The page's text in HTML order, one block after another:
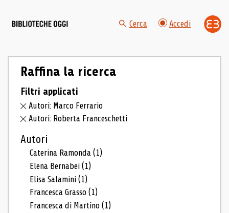
Cerca Accedi
Raffina la ricerca
Filtri applicati
Autori: Marco Ferrario
Autori: Roberta Franceschetti
Autori
Caterina Ramonda(1)
Elena Bernabei(1)
Elisa Salamini(1)
Francesca Grasso(1)
Francesca di Martino(1)